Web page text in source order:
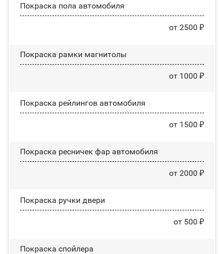
Покраска пола автомобиля
от 2500 ₽
Покраска рамки магнитолы
от 1000 ₽
Покраска рейлингов автомобиля
от 1500 ₽
Покраска ресничек фар автомобиля
от 2000 ₽
Покраска ручки двери
от 500 ₽
Покраска спойлера